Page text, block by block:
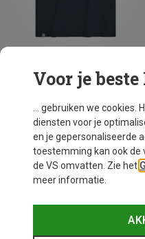
Bavarian Caps
Heren Bierwelle T-shirt
M L XL XXL
Voor je
... gebruiken we cookies.
diensten voor je
en je gepersonaliseerde
toestemming kan ook de
de VS omvatten. Zie het
meer informatie.